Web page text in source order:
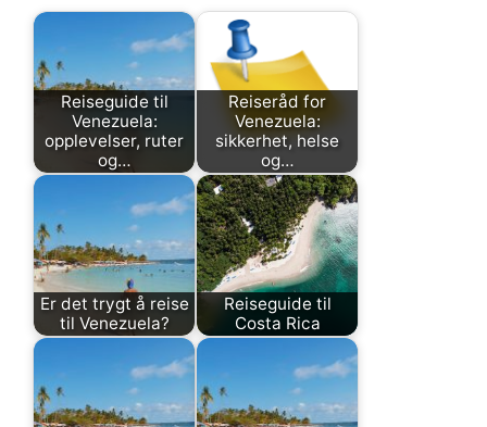
Reiseguide til
Venezuela:
opplevelser, ruter
og…
Reiseråd for
Venezuela:
sikkerhet, helse
og…
Er det trygt å reise
til Venezuela?
Reiseguide til
Costa Rica